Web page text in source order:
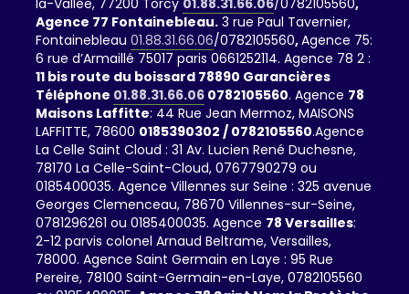
la-Vallée, 77200 Torcy 01.88.31.66.06/0782105560,
Agence 77 Fontainebleau. 3 rue Paul Tavernier,
Fontainebleau 01.88.31.66.06/0782105560,Agence 75:
6 rue d’Armaillé 75017 paris 0661252114. Agence 78 2 :
11 bis route du boissard 78890 Garancières
Téléphone 01.88.31.66.06 0782105560. Agence 78
Maisons Laffitte: 44 Rue Jean Mermoz, MAISONS
LAFFITTE, 78600 0185390302 / 0782105560.Agence
La Celle Saint Cloud : 31 Av. Lucien René Duchesne,
78170 La Celle-Saint-Cloud, 0767790279 ou
0185400035. Agence Villennes sur Seine : 325 avenue
Georges Clemenceau, 78670 Villennes-sur-Seine,
0781296261 ou 0185400035. Agence 78 Versailles:
2-12 parvis colonel Arnaud Beltrame, Versailles,
78000. Agence Saint Germain en Laye : 95 Rue
Pereire, 78100 Saint-Germain-en-Laye, 0782105560